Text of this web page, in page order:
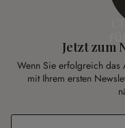
Jetzt zum
Wenn Sie erfolgreich das
mit Ihrem ersten
E-Mail-Adresse